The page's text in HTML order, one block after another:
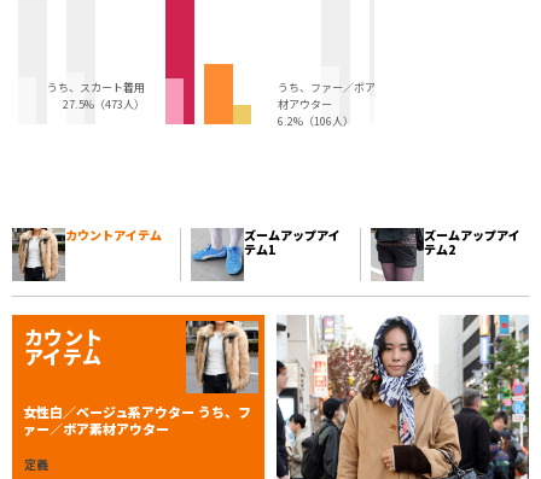
うち、スカート着用
27.5%（473人）
うち、ファー／ボア素
材アウター
6.2%（106人）
カウントアイテム
ズームアップアイ
テム1
ズームアップアイ
テム2
カウント
アイテム
女性白／ベージュ系アウター うち、フ
ァー／ボア素材アウター
定義